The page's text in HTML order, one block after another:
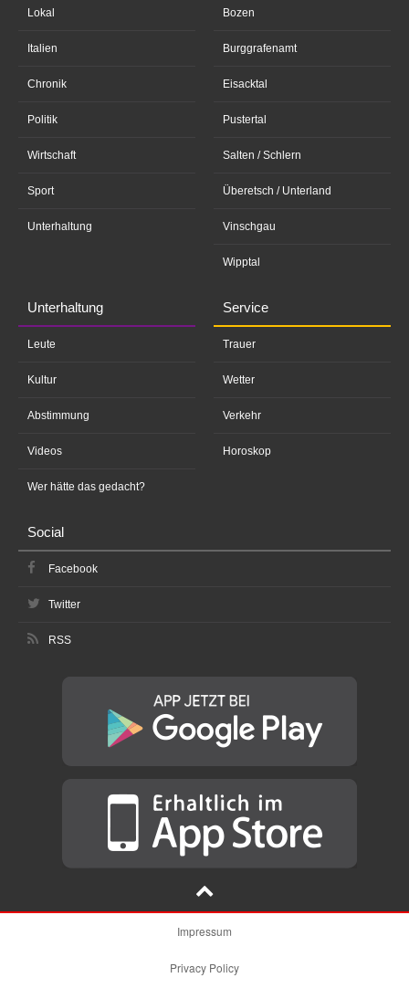
Lokal
Italien
Chronik
Politik
Wirtschaft
Sport
Unterhaltung
Bozen
Burggrafenamt
Eisacktal
Pustertal
Salten / Schlern
Überetsch / Unterland
Vinschgau
Wipptal
Unterhaltung
Leute
Kultur
Abstimmung
Videos
Wer hätte das gedacht?
Service
Trauer
Wetter
Verkehr
Horoskop
Social
Facebook
Twitter
RSS
Impressum
Privacy Policy